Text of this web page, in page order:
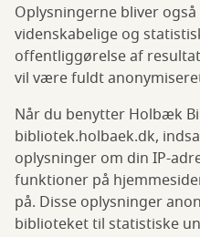
Oplysningerne bliver
videnskabelige og
offentliggørelse af
vil være fuldt
Når du benytter Holbæk
bibliotek.holbaek.dk,
oplysninger om din IP-
funktioner på
på. Disse oplysninger
biblioteket til statistiske